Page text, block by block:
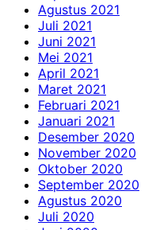
Agustus 2021
Juli 2021
Juni 2021
Mei 2021
April 2021
Maret 2021
Februari 2021
Januari 2021
Desember 2020
November 2020
Oktober 2020
September 2020
Agustus 2020
Juli 2020